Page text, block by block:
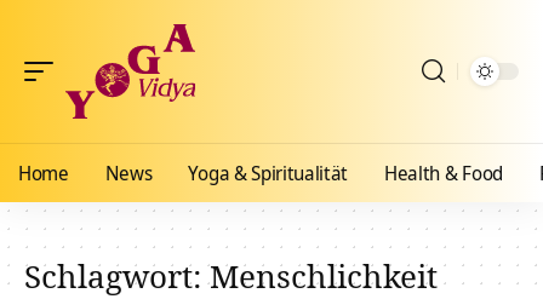
Home News Yoga & Spiritualität Health & Food
Schlagwort:Menschlichkeit